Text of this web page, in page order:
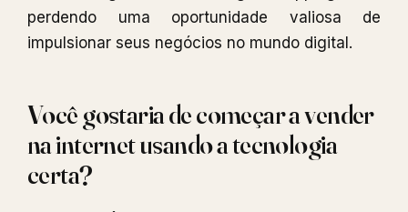
perdendo uma oportunidade valiosa de
impulsionar seus negócios no mundo digital.
Você gostaria de começar a vender
na internet usando a tecnologia
certa?